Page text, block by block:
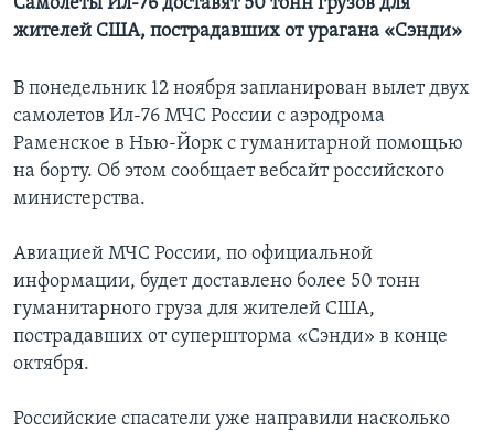
Самолеты Ил-76 доставят 50 тонн грузов для
жителей США, пострадавших от урагана «Сэнди»
В понедельник 12 ноября запланирован вылет двух
самолетов Ил-76 МЧС России с аэродрома
Раменское в Нью-Йорк с гуманитарной помощью
на борту. Об этом сообщает вебсайт российского
министерства.
Авиацией МЧС России, по официальной
информации, будет доставлено более 50 тонн
гуманитарного груза для жителей США,
пострадавших от супершторма «Сэнди» в конце
октября.
Российские спасатели уже направили насколько